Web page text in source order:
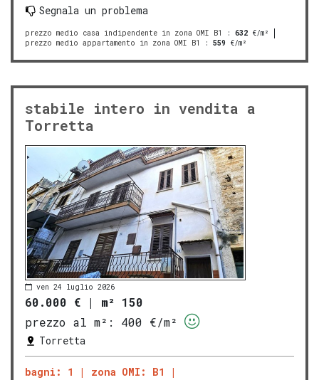
Segnala un problema
prezzo medio casa indipendente in zona OMI B1 : 632 €/m²
prezzo medio appartamento in zona OMI B1
: 559 €/m²
stabile intero in vendita a
Torretta
ven 24 luglio 2026
60.000 € | m² 150
prezzo al m²:
400 €/m²
Torretta
bagni: 1 zona OMI: B1